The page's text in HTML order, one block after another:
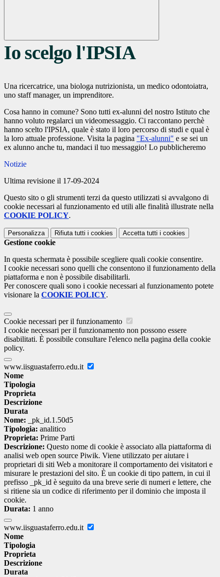
Io scelgo l'IPSIA
Una ricercatrice, una biologa nutrizionista, un medico odontoiatra,
uno staff manager, un imprenditore.
Cosa hanno in comune? Sono tutti ex-alunni del nostro Istituto che
hanno voluto regalarci un videomessaggio. Ci raccontano perchè
hanno scelto l'IPSIA, quale è stato il loro percorso di studi e qual è
la loro attuale professione. Visita la pagina "Ex-alunni" e se sei un
ex alunno anche tu, mandaci il tuo messaggio! Lo pubblicheremo
Notizie
Ultima revisione il 17-09-2024
Questo sito o gli strumenti terzi da questo utilizzati si avvalgono di
cookie necessari al funzionamento ed utili alle finalità illustrate nella
COOKIE POLICY.
Personalizza Rifiuta tutti i cookies Accetta tutti i cookies
Gestione cookie
In questa schermata è possibile scegliere quali cookie consentire.
I cookie necessari sono quelli che consentono il funzionamento della
piattaforma e non è possibile disabilitarli.
Per conoscere quali sono i cookie necessari al funzionamento potete
visionare la COOKIE POLICY.
Cookie necessari per il funzionamento
I cookie necessari per il funzionamento non possono essere
disabilitati. È possibile consultare l'elenco nella pagina della cookie
policy.
www.iisguastaferro.edu.it
Nome
Tipologia
Proprieta
Descrizione
Durata
Nome: _pk_id.1.50d5
Tipologia: analitico
Proprieta: Prime Parti
Descrizione: Questo nome di cookie è associato alla piattaforma di
analisi web open source Piwik. Viene utilizzato per aiutare i
proprietari di siti Web a monitorare il comportamento dei visitatori e
misurare le prestazioni del sito. È un cookie di tipo pattern, in cui il
prefisso _pk_id è seguito da una breve serie di numeri e lettere, che
si ritiene sia un codice di riferimento per il dominio che imposta il
cookie.
Durata: 1 anno
www.iisguastaferro.edu.it
Nome
Tipologia
Proprieta
Descrizione
Durata